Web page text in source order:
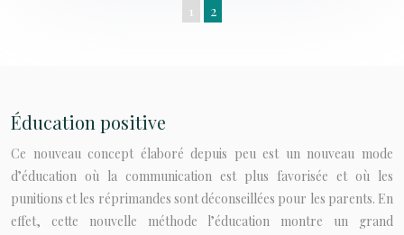
1 2
Éducation positive
Ce nouveau concept élaboré depuis peu est un nouveau mode
d’éducation où la communication est plus favorisée et où les
punitions et les réprimandes sont déconseillées pour les parents. En
effet, cette nouvelle méthode l’éducation montre un grand